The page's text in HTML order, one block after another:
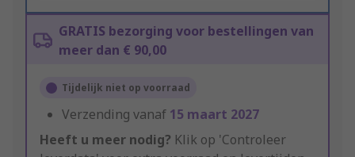
GRATIS bezorging voor bestellingen van
meer dan € 90,00
Tijdelijk niet op voorraad
Verzending vanaf 15 maart 2027
Heeft u meer nodig? Klik op 'Controleer